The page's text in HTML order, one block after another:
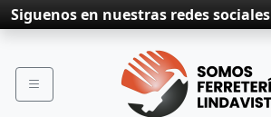
Siguenos en nuestras redes sociales